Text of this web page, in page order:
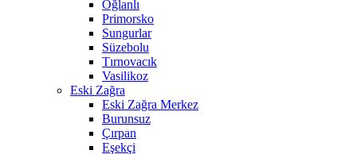
Oğlanlı
Primorsko
Sungurlar
Süzebolu
Tırnovacık
Vasilikoz
Eski Zağra
Eski Zağra Merkez
Burunsuz
Çırpan
Eşekçi